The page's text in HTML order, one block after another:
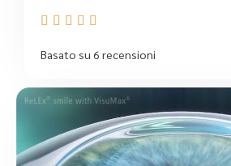
    
Basato su 6 recensioni